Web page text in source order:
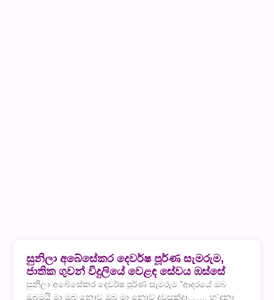
සුනිලා අබේසේකර දෙවර්ෂ පූර්ණ සැමරුම,
ජාතික ගුවන් විදුලියේ වෙළඳ සේවය ඹස්සේ
සුනිලා අබේසේකර දෙවර්ෂ පූර්ණ සැමරුම ”ආදරයේ ඔබ
ඔබමයි මා ඔබ නොව ඔබ මා නොව දවසක්දා……. හ`දුනා